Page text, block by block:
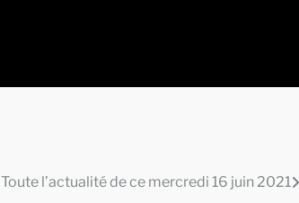
Toute l’actualité de ce mercredi 16 juin 2021